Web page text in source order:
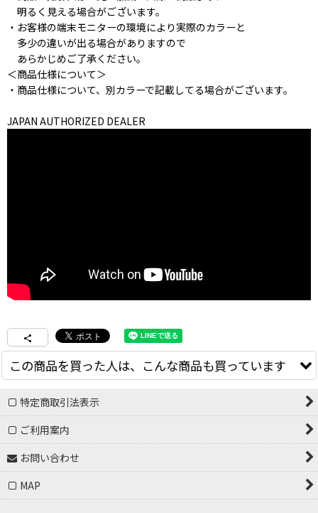
明るく見える場合がございます。
・お客様の端末モニターの環境により実際のカラーと
多少の違いが出る場合がありますので
あらかじめご了承ください。
＜商品仕様について＞
・商品仕様について、別カラーで記載してる場合がございます。
JAPAN AUTHORIZED DEALER
この商品を買った人は、こんな商品も買っています
特定商取引法表示
ご利用案内
お問い合わせ
MAP